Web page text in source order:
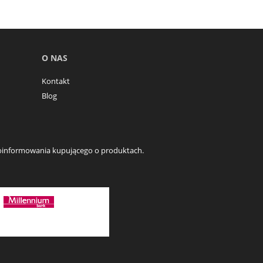
O NAS
Kontakt
Blog
kupującego o produktach.